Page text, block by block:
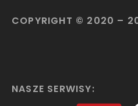
COPYRIGHT © 2020 –
NASZE SERWISY: